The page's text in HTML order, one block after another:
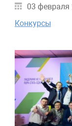
03 февраля
Конкурсы